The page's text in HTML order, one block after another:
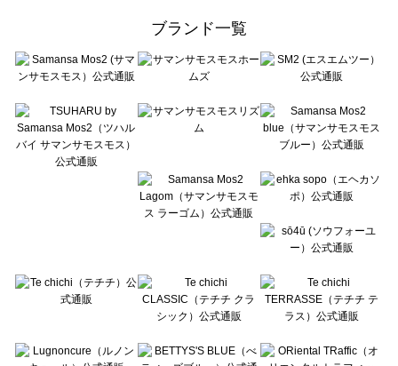
sō4ū（ソウフォーユー）のスニーカー一覧
Te chichi（テチチ）のスニーカー一覧
Te chichi CLASSIC（テチチ クラシック）のスニーカー一覧
Lugnoncure（ルノンキュール）のスニーカー一覧
BETTY'S BLUE（べティーズブルー）のスニーカー一覧
Wpc.（ワールドパーティー）のスニーカー一覧
ブランド一覧